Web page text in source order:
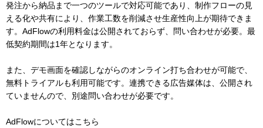
発注から納品まで一つのツールで対応可能であり、制作フローの見
える化や共有により、作業工数を削減させ生産性向上が期待できま
す。AdFlowの利用料金は公開されておらず、問い合わせが必要。最
低契約期間は1年となります。
また、デモ画面を確認しながらのオンライン打ち合わせが可能で、
無料トライアルも利用可能です。連携できる広告媒体は、公開され
ていませんので、別途問い合わせが必要です。
AdFlowについてはこちら